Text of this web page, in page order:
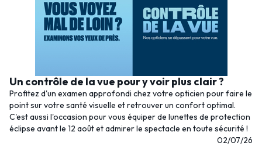
Un contrôle de la vue pour y voir plus clair ?
Profitez d'un examen approfondi chez votre opticien pour faire le
point sur votre santé visuelle et retrouver un confort optimal.
C'est aussi l'occasion pour vous équiper de lunettes de protection
éclipse avant le 12 août et admirer le spectacle en toute sécurité !
02/07/26